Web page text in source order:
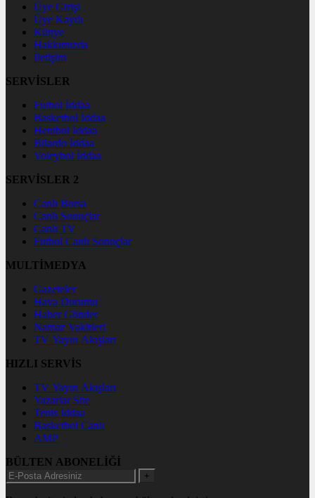
Üye Girişi
Üye Kaydı
Künye
Hakkımızda
İletişim
SERVİSLER
Futbol İddaa
Basketbol İddaa
Hentbol İddaa
Bilardo İddaa
Voleybol İddaa
SERVİSLER 2
Canlı Borsa
Canlı Sonuçlar
Canlı TV
Futbol Canlı Sonuçlar
MULTİMEDYA
Gazeteler
Hava Durumu
Haber Gönder
Namaz Vakitleri
TV Yayın Akışları
HIZLI SERVİS
TV Yayın Akışları
Yazarlar Site
Tenis İddaa
Basketbol Canlı
AMP
BÜLTEN ABONELİĞİ
+